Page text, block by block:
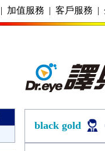
| 加值服務 | 客戶服務 |
black gold